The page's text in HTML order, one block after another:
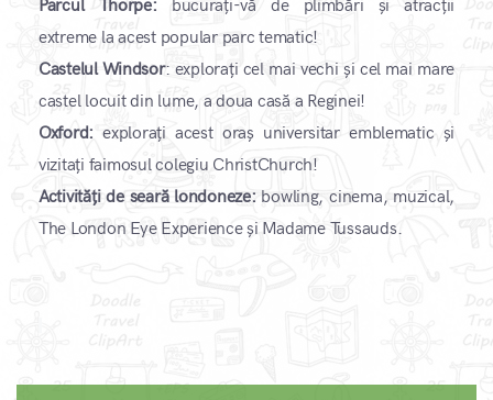
Parcul Thorpe: bucurați-vă de plimbări și atracții
extreme la acest popular parc tematic!
Castelul Windsor: explorați cel mai vechi și cel mai mare
castel locuit din lume, a doua casă a Reginei!
Oxford: explorați acest oraș universitar emblematic și
vizitați faimosul colegiu ChristChurch!
Activități de seară londoneze: bowling, cinema, muzical,
The London Eye Experience și Madame Tussauds.